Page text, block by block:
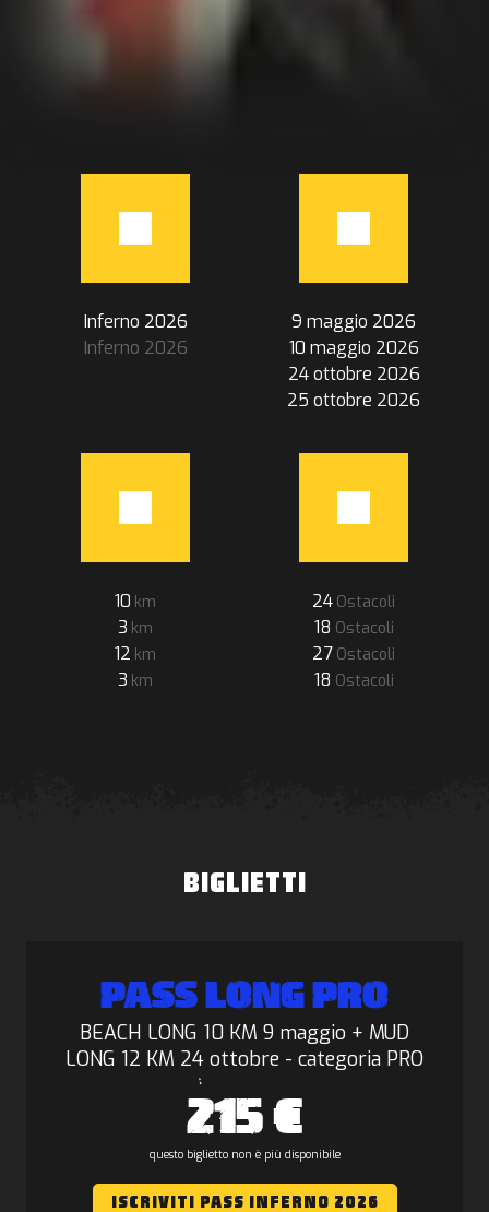
Inferno 2026
Inferno 2026
9 maggio 2026
10 maggio 2026
24 ottobre 2026
25 ottobre 2026
10
3
12
3
24
18
27
18
BIGLIETTI
PASS LONG PRO
BEACH LONG 10 KM 9 maggio + MUD
LONG 12 KM 24 ottobre - categoria PRO
215 €
questo biglietto non è più disponibile
ISCRIVITI PASS INFERNO 2026